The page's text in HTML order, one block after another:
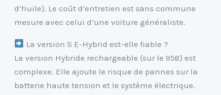
d’huile). Le coût d’entretien est sans commune
mesure avec celui d’une voiture généraliste.
La version S E-Hybrid est-elle fiable ?
La version Hybride rechargeable (sur le 958) est
complexe. Elle ajoute le risque de pannes sur la
batterie haute tension et le système électrique.